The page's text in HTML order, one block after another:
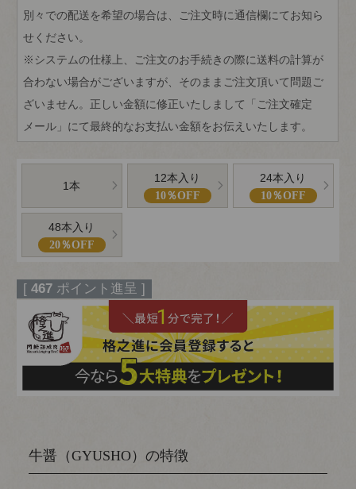
別々での配送を希望の場合は、ご注文時に通信欄にてお知ら
せください。
※システムの仕様上、ご注文のお手続きの際に送料の計算が
合わない場合がございますが、そのままご注文頂いて問題ご
ざいません。正しい金額に修正いたしまして「ご注文確定
メール」にて最終的なお支払い金額をお伝えいたします。
1本
12本入り
10％OFF
24本入り
10％OFF
48本入り
20％OFF
[ 467 ポイント進呈 ]
牛醤（GYUSHO）の特徴